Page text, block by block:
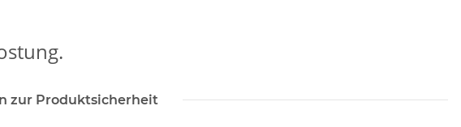
zur Produktsicherheit